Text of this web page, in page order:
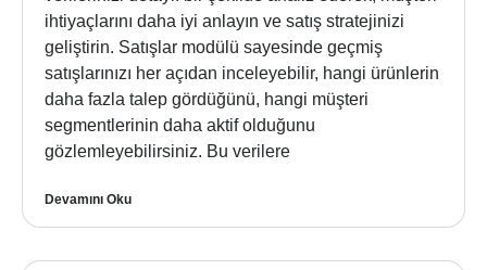
ihtiyaçlarını daha iyi anlayın ve satış stratejinizi
geliştirin. Satışlar modülü sayesinde geçmiş
satışlarınızı her açıdan inceleyebilir, hangi ürünlerin
daha fazla talep gördüğünü, hangi müşteri
segmentlerinin daha aktif olduğunu
gözlemleyebilirsiniz. Bu verilere
Devamını Oku